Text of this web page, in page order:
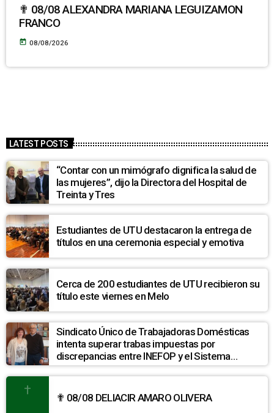
✟ 08/08 ALEXANDRA MARIANA LEGUIZAMON
FRANCO
today 08/08/2026
LATEST POSTS
“Contar con un mimógrafo dignifica la salud de
las mujeres”, dijo la Directora del Hospital de
Treinta y Tres
Estudiantes de UTU destacaron la entrega de
títulos en una ceremonia especial y emotiva
Cerca de 200 estudiantes de UTU recibieron su
título este viernes en Melo
Sindicato Único de Trabajadoras Domésticas
intenta superar trabas impuestas por
discrepancias entre INEFOP y el Sistema
Nacional de Cuidados
✟ 08/08 DELIACIR AMARO OLIVERA